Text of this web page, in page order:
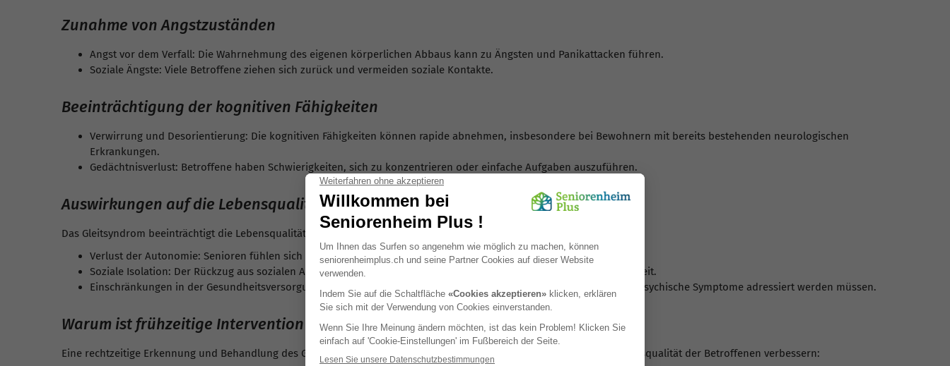
Zunahme von Angstzuständen
Angst vor dem Verfall: Die Wahrnehmung des eigenen körperlichen Abbaus kann zu Ängsten und Panikattacken führen.
Soziale Ängste: Viele Betroffene ziehen sich zurück und vermeiden soziale Kontakte.
Beeinträchtigung der kognitiven Fähigkeiten
Verwirrung und Desorientierung: Die kognitiven Fähigkeiten können rapide abnehmen, insbesondere bei Bewohnern mit bereits bestehenden neurologischen
Erkrankungen.
Gedächtnisverlust: Betroffene haben Schwierigkeiten, sich zu konzentrieren oder einfache Aufgaben auszuführen.
Auswirkungen auf die Lebensqualität
Das Gleitsyndrom beeinträchtigt die Lebensqualität der Betroffenen erheblich:
Verlust der Autonomie: Senioren fühlen sich von ihrem Umfeld abhängig und erleben dies oft als belastend.
Soziale Isolation: Der Rückzug aus sozialen Aktivitäten führt zu Einsamkeit und einem Gefühl der Bedeutungslosigkeit.
Einschränkungen in der Gesundheitsversorgung: Die Behandlung wird komplexer, da sowohl körperliche als auch psychische Symptome adressiert werden müssen.
Warum ist frühzeitige Intervention wichtig?
Eine rechtzeitige Erkennung und Behandlung des Gleitsyndroms kann dessen Fortschreiten verlangsamen und die Lebensqualität der Betroffenen verbessern: